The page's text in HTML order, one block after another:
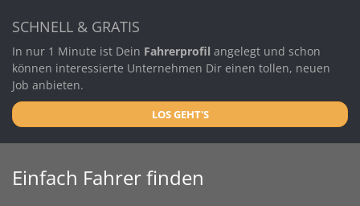
SCHNELL & GRATIS
In nur 1 Minute ist Dein Fahrerprofil angelegt und schon
können interessierte Unternehmen Dir einen tollen, neuen
Job anbieten.
LOS GEHT'S
Einfach Fahrer finden